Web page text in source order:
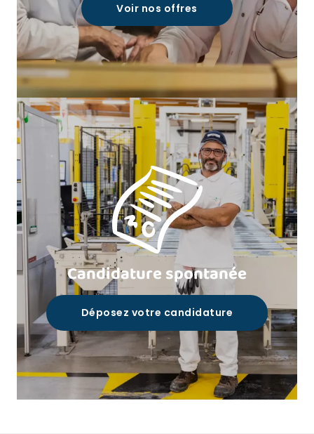
Voir nos offres
Candidature spontanée
Déposez votre candidature